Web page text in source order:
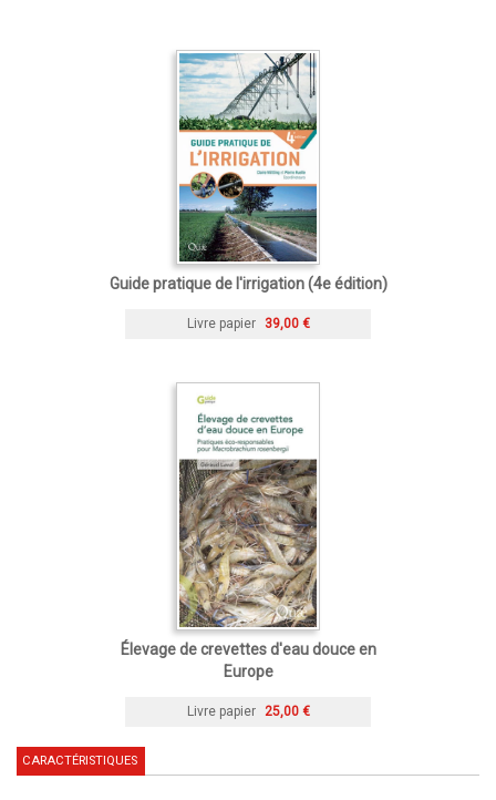
Guide pratique de l'irrigation (4e édition)
Livre papier 39,00 €
Élevage de crevettes d'eau douce en
Europe
Livre papier 25,00 €
CARACTÉRISTIQUES